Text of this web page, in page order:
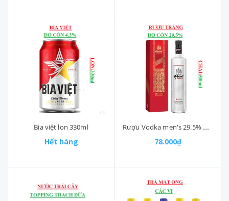
Bia việt lon 330ml
Hết hàng
Rượu Vodka men's 29.5% ABV chai 500ml
78.000₫